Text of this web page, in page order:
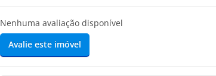
Nenhuma avaliação disponível
Avalie este imóvel